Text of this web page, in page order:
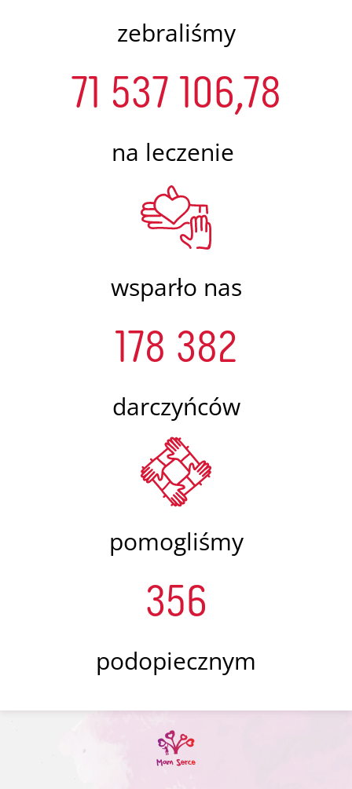
zebraliśmy
71 537 106,78
na leczenie
wsparło nas
178 382
darczyńców
pomogliśmy
356
podopiecznym